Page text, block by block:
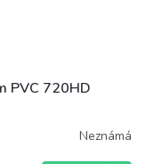
PVC 720HD
Neznámá